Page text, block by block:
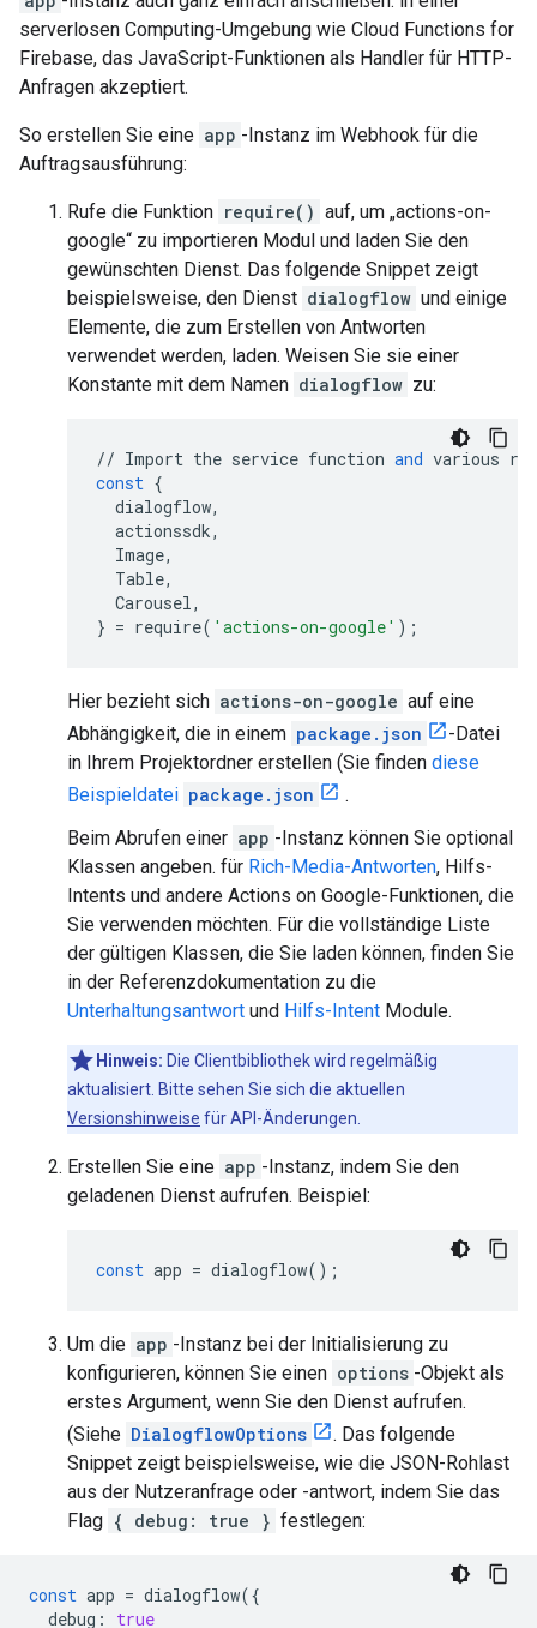
serverlosen Computing-Umgebung wie Cloud Functions for
Firebase, das JavaScript-Funktionen als Handler für HTTP-
Anfragen akzeptiert.
So erstellen Sie eine app -Instanz im Webhook für die
Auftragsausführung:
Rufe die Funktion require() auf, um „actions-on-
google“ zu importieren Modul und laden Sie den
gewünschten Dienst. Das folgende Snippet zeigt
beispielsweise, den Dienst dialogflow und einige
Elemente, die zum Erstellen von Antworten
verwendet werden, laden. Weisen Sie sie einer
Konstante mit dem Namen dialogflow zu:
// Import the service function and various
const {
dialogflow,
actionssdk,
Image,
Table,
Carousel,
} = require( 'actions-on-google' );
Hier bezieht sich actions-on-google auf eine
Abhängigkeit, die in einem package.json
-Datei
in Ihrem Projektordner erstellen (Sie finden diese
Beispieldatei package.json
.
Beim Abrufen einer app -Instanz können Sie optional
Klassen angeben. für Rich-Media-Antworten, Hilfs-
Intents und andere Actions on Google-Funktionen, die
Sie verwenden möchten. Für die vollständige Liste
der gültigen Klassen, die Sie laden können, finden Sie
in der Referenzdokumentation zu die
Unterhaltungsantwort und Hilfs-Intent Module.
Hinweis: Die Clientbibliothek wird regelmäßig
aktualisiert. Bitte sehen Sie sich die aktuellen
Versionshinweise für API-Änderungen.
Erstellen Sie eine app -Instanz, indem Sie den
geladenen Dienst aufrufen. Beispiel:
const app = dialogflow();
Um die app -Instanz bei der Initialisierung zu
konfigurieren, können Sie einen options -Objekt als
erstes Argument, wenn Sie den Dienst aufrufen.
(Siehe DialogflowOptions
. Das folgende
Snippet zeigt beispielsweise, wie die JSON-Rohlast
aus der Nutzeranfrage oder -antwort, indem Sie das
Flag { debug: true } festlegen:
const app = dialogflow({
debug :
true